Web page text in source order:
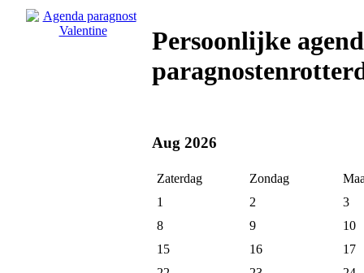
Persoonlijke
Aug 2026
Zaterdag Zondag
1
2
3
8
9
10
15
16
17